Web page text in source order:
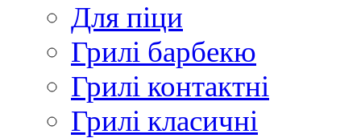
Для піци
Грилі барбекю
Грилі контактні
Грилі класичні